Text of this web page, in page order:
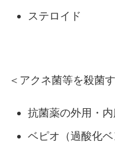
ステロイド
＜アクネ菌等を殺菌
抗菌薬の外用・内
ベピオ（過酸化